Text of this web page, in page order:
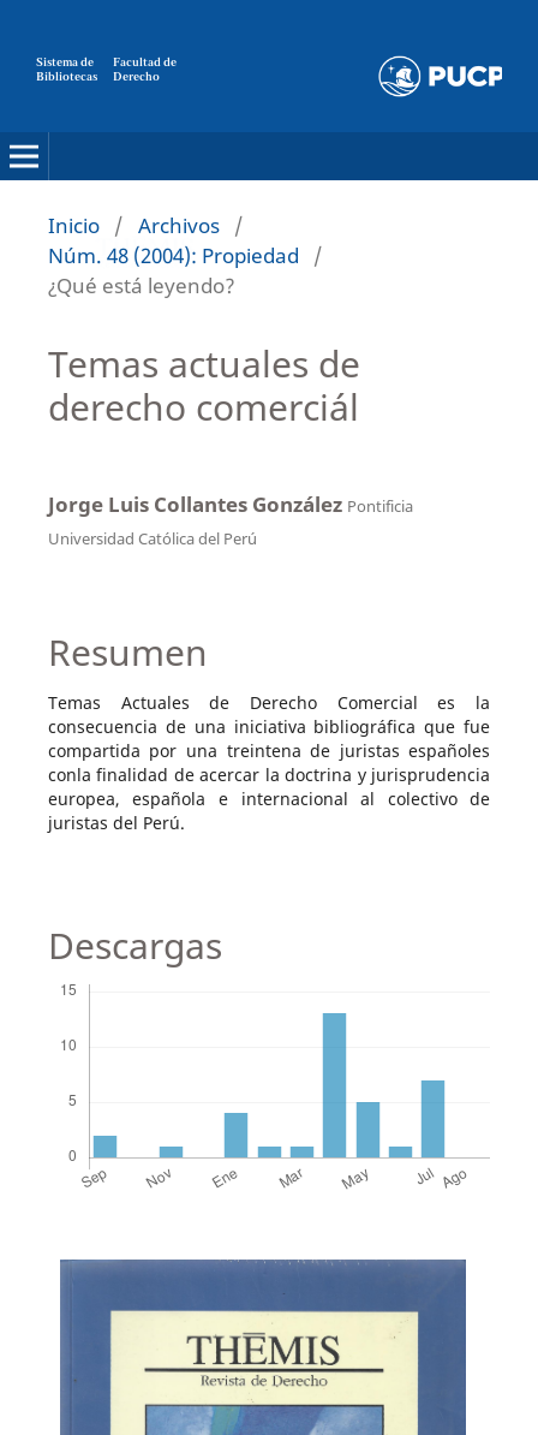
Sistema de
Bibliotecas
Facultad de
Derecho
Inicio / Archivos /
Núm. 48 (2004): Propiedad
/
¿Qué está leyendo?
Temas actuales de
derecho comerciál
Jorge Luis Collantes González Pontificia
Universidad Católica del Perú
Resumen
Temas Actuales de Derecho Comercial es la
consecuencia de una iniciativa bibliográfica que fue
compartida por una treintena de juristas españoles
conla finalidad de acercar la doctrina y jurisprudencia
europea, española e internacional al colectivo de
juristas del Perú.
Descargas